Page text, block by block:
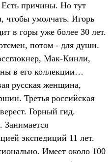
причины. Но тут
чтобы умолчать. Игорь
в горы уже более 30 лет.
потом - для души.
Мак-Кинли,
в его коллекции…
русская женщина,
Третья российская
Горный гид.
экспедиций 11 лет.
Имеет около 100